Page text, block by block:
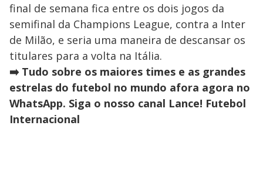
final de semana fica entre os dois jogos da
semifinal da Champions League, contra a Inter
de Milão, e seria uma maneira de descansar os
titulares para a volta na Itália.
➡️ Tudo sobre os maiores times e as grandes
estrelas do futebol no mundo afora agora no
WhatsApp. Siga o nosso canal Lance! Futebol
Internacional